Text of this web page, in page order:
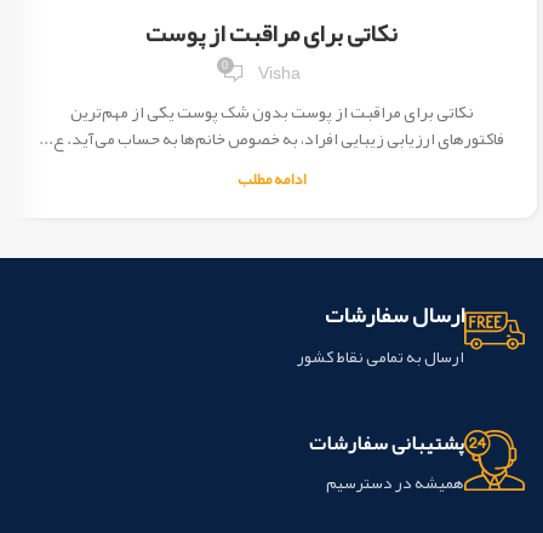
نکاتی برای مراقبت از پوست
Visha
0
نکاتی برای مراقبت از پوست بدون شک پوست یکی از مهم‌ترین
فاکتورهای ارزیابی زیبایی افراد، به خصوص خانم‌ها به حساب می‌آید. ع...
ادامه مطلب
ارسال سفارشات
ارسال به تمامی نقاط کشور
پشتیبانی سفارشات
همیشه در دسترسیم